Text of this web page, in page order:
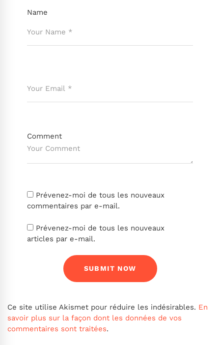
Name
Comment
Prévenez-moi de tous les nouveaux
commentaires par e-mail.
Prévenez-moi de tous les nouveaux
articles par e-mail.
Ce site utilise Akismet pour réduire les indésirables. En
savoir plus sur la façon dont les données de vos
commentaires sont traitées.